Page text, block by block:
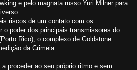
e pelo magnata russo Yuri Milner para
riscos de um contato com os
o poder dos principais transmissores do
Rico), o complexo de Goldstone
da Crimeia.
proceder ao seu próprio ritmo e sem